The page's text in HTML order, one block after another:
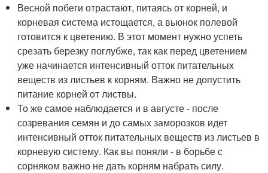
Весной побеги отрастают, питаясь от корней, и
корневая система истощается, а вьюнок полевой
готовится к цветению. В этот момент нужно успеть
срезать березку поглубже, так как перед цветением
уже начинается интенсивный отток питательных
веществ из листьев к корням. Важно не допустить
питание корней от листвы.
То же самое наблюдается и в августе - после
созревания семян и до самых заморозков идет
интенсивный отток питательных веществ из листьев в
корневую систему. Как вы поняли - в борьбе с
сорняком важно не дать корням набрать силу.